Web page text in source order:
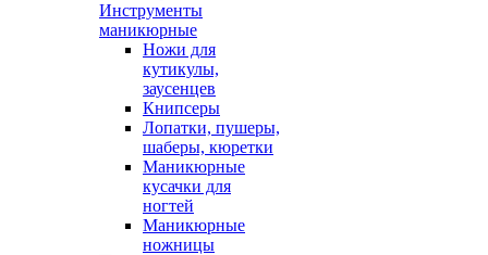
Инструменты
маникюрные
Ножи для
кутикулы,
заусенцев
Книпсеры
Лопатки, пушеры,
шаберы, кюретки
Маникюрные
кусачки для
ногтей
Маникюрные
ножницы